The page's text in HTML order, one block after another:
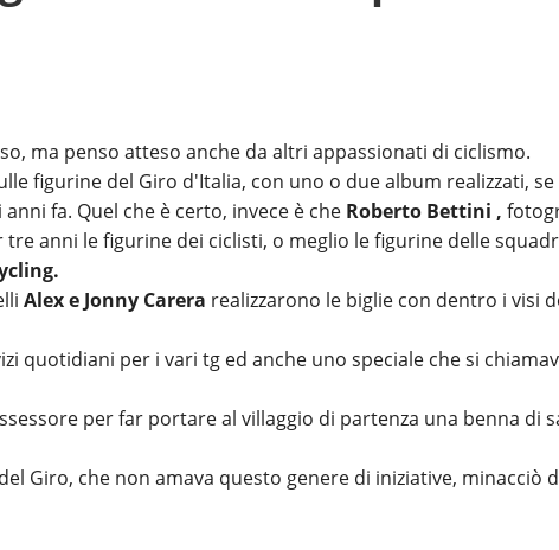
ma penso atteso anche da altri appassionati di ciclismo.
figurine del Giro d'Italia, con uno o due album realizzati, se
fa. Quel che è certo, invece è che Roberto Bettini ,
anni le figurine dei ciclisti, o meglio le figurine delle
Alex e Jonny Carera realizzarono le biglie con dentro i visi
quotidiani per i vari tg ed anche uno speciale che si
per far portare al villaggio di partenza una benna di
Giro, che non amava questo genere di iniziative, minacciò